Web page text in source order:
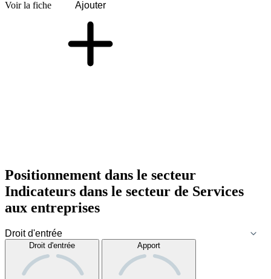
Voir la fiche
Ajouter
Positionnement dans le secteur
Indicateurs dans le secteur de Services
aux entreprises
Droit d'entrée Apport